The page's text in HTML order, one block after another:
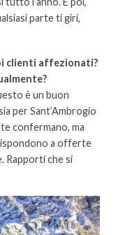
parte ti giri,
clienti affezionati?
è un buon
per Sant’Ambrogio
confermano, ma
a offerte
Rapporti che si